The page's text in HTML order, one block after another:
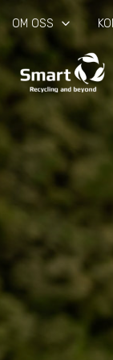
OM OSS keyboard_arrow_down